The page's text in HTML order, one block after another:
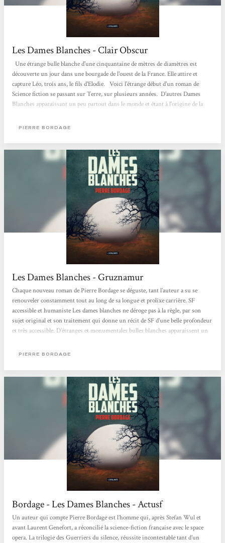
Les Dames Blanches - Clair Obscur
Une étrange bulle blanche d'une cinquantaine de mètres de diamètres est
découverte un jour dans une bourgade de l'ouest de la France. Elle attire et
capture Léo, trois ans, le fils d'Elodie. Voici l'étrange début d'un roman de
Science fiction se passant sur Terre, sur plusieurs années. D'autres Dames
Blanches apparaissant un peu partout dans le monde et étant à l'origine de la
bataille sans merci et complètement immonde. Car si ces Dames Blanches
PIERRE BORDAGE
Les Dames Blanches - Gruznamur
Chaque nouveau roman de Pierre Bordage se déguste, tant l’auteur a su se
renouveler constamment tout au long de sa longue et prolixe carrière. SF
accessible et humaniste Les dames blanches ne déroge pas à la règle, par son
sujet original et son traitement qui donne un récit de SF d’une belle profondeur
et très accessible. D’étranges et monumentales bulles blanches apparaissent un
anniversaire. C’est l’histoire de l’humanité sur une période de 50 ans que nous
PIERRE BORDAGE
Bordage - Les Dames Blanches - Actusf
Un auteur qui compte Pierre Bordage est l’homme qui, après Stefan Wul et
avant Laurent Genefort, a réconcilié la science-fiction française avec le space
opera. La trilogie des Guerriers du silence, réussite incontestable tant d’un